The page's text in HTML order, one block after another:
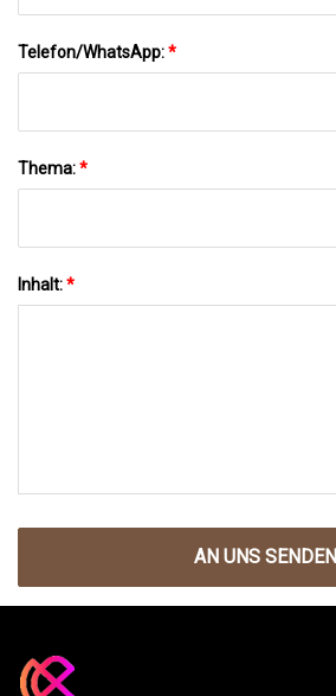
Telefon/WhatsApp:*
Thema:*
Inhalt:*
AN UNS SENDEN